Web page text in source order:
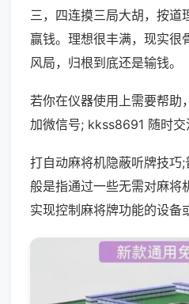
三，四连摸三局大胡，按道
赢钱。理想很丰满，现实很
风局，归根到底还是输钱。
若你在仪器使用上需要帮助
加微信号; kkss8691 随时交
打自动麻将机隐蔽听牌技巧
般是指通过一些无需对麻将
实现控制麻将牌功能的设备